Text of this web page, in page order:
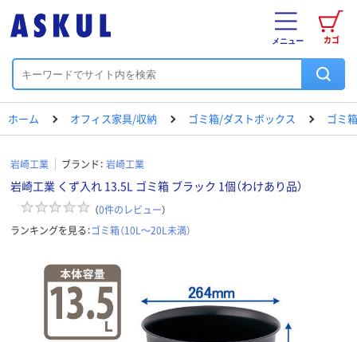
カゴ
メニュー
ホーム オフィス家具/収納 ゴミ箱/ダストボックス ゴミ
岩崎工業 ブランド： 岩崎工業
岩崎工業 くず入れ 13.5L ゴミ箱 ブラック 1個（わけあり品）
（0件のレビュー）
ランキングを見る：ゴミ箱（10L～20L未満）